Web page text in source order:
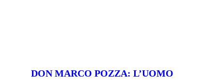
DON MARCO POZZA: L’UOMO